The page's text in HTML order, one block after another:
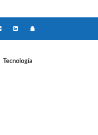
Tecnología